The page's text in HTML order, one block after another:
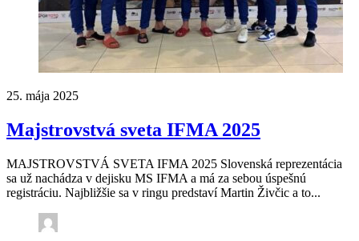
25. mája 2025
Majstrovstvá sveta IFMA 2025
MAJSTROVSTVÁ SVETA IFMA 2025 Slovenská reprezentácia
sa už nachádza v dejisku MS IFMA a má za sebou úspešnú
registráciu. Najbližšie sa v ringu predstaví Martin Živčic a to...